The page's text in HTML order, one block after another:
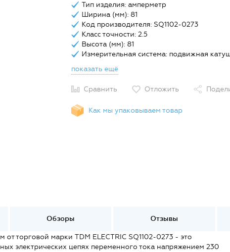
Тип изделия: амперметр
Ширина (мм): 81
Код производителя: SQ1102-0273
Класс точности: 2.5
Высота (мм): 81
Измерительная система: подвижная
показать ещё
Сравнить Отложить
Как мы упаковываем товар
Обзоры Отзывы
торговой марки TDM ELECTRIC SQ1102-0273 - это
электрических цепях переменного тока напряжением 230